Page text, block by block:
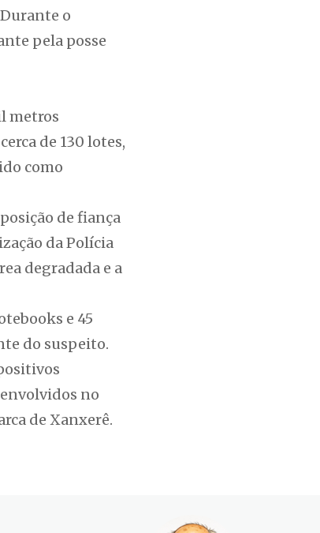
o
pela posse
metros
de 130 lotes,
como
de fiança
da Polícia
degradada e a
e 45
do suspeito.
no
de Xanxerê.